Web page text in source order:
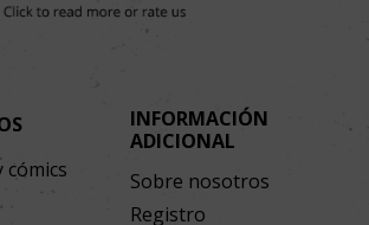
cómics
INFORMACIÓN
ADICIONAL
Sobre nosotros
Registro